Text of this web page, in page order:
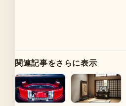
関連記事をさらに表示